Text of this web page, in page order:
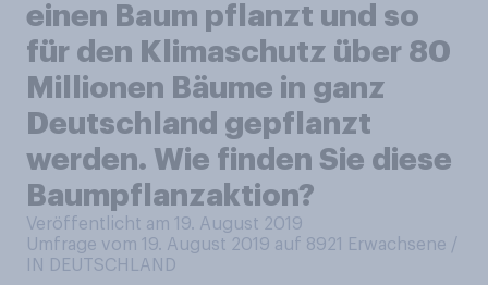
einen Baum pflanzt und so
für den Klimaschutz über 80
Millionen Bäume in ganz
Deutschland gepflanzt
werden. Wie finden Sie diese
Baumpflanzaktion?
Veröffentlicht am 19. August 2019
Umfrage vom 19. August 2019 auf 8921
Erwachsene /
IN DEUTSCHLAND